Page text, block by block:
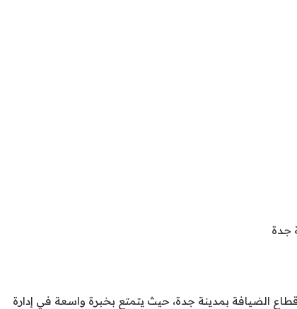
جدة
قطاع الضيافة بمدينة جدة، حيث يتمتع بخبرة واسعة في إدارة